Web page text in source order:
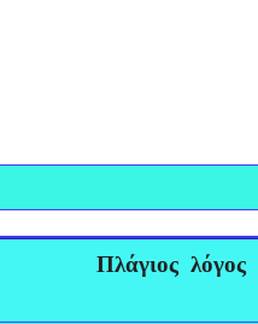
Πλάγιος λόγος